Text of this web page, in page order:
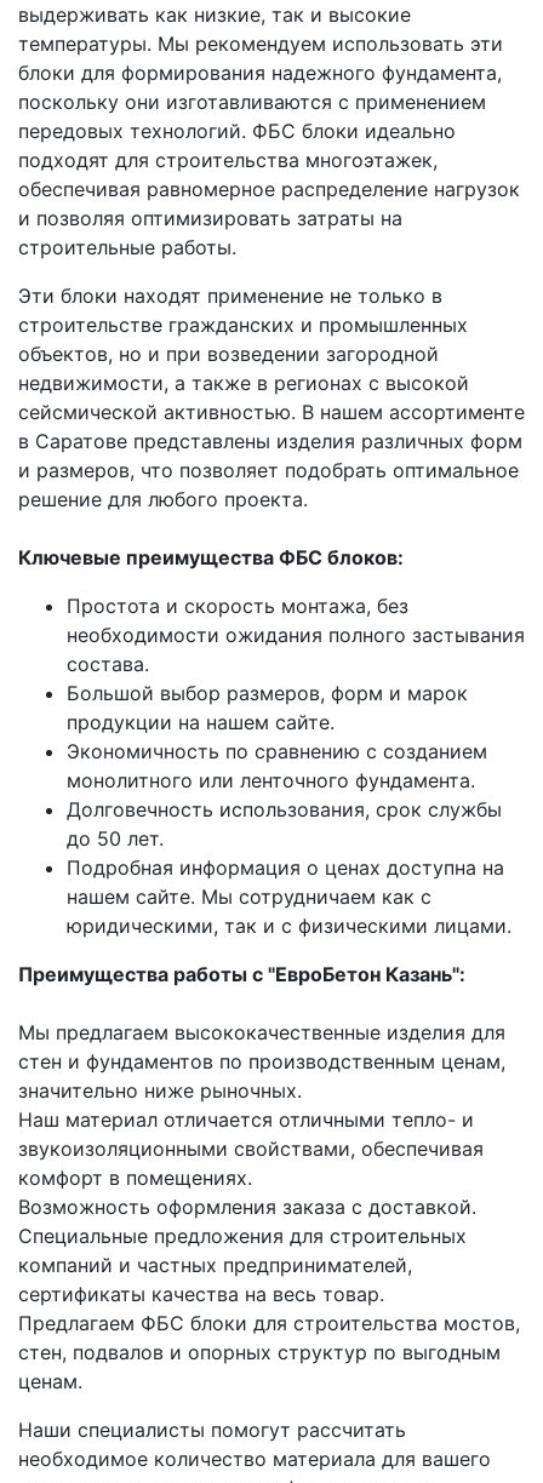
выдерживать как низкие, так и высокие
температуры. Мы рекомендуем использовать эти
блоки для формирования надежного фундамента,
поскольку они изготавливаются с применением
передовых технологий. ФБС блоки идеально
подходят для строительства многоэтажек,
обеспечивая равномерное распределение нагрузок
и позволяя оптимизировать затраты на
строительные работы.
Эти блоки находят применение не только в
строительстве гражданских и промышленных
объектов, но и при возведении загородной
недвижимости, а также в регионах с высокой
сейсмической активностью. В нашем ассортименте
в Саратове представлены изделия различных форм
и размеров, что позволяет подобрать оптимальное
решение для любого проекта.
Ключевые преимущества ФБС блоков:
Простота и скорость монтажа, без
необходимости ожидания полного застывания
состава.
Большой выбор размеров, форм и марок
продукции на нашем сайте.
Экономичность по сравнению с созданием
монолитного или ленточного фундамента.
Долговечность использования, срок службы
до 50 лет.
Подробная информация о ценах доступна на
нашем сайте. Мы сотрудничаем как с
юридическими, так и с физическими лицами.
Преимущества работы с "ЕвроБетон Казань":
Мы предлагаем высококачественные изделия для
стен и фундаментов по производственным ценам,
значительно ниже рыночных.
Наш материал отличается отличными тепло- и
звукоизоляционными свойствами, обеспечивая
комфорт в помещениях.
Возможность оформления заказа с доставкой.
Специальные предложения для строительных
компаний и частных предпринимателей,
сертификаты качества на весь товар.
Предлагаем ФБС блоки для строительства мостов,
стен, подвалов и опорных структур по выгодным
ценам.
Наши специалисты помогут рассчитать
необходимое количество материала для вашего